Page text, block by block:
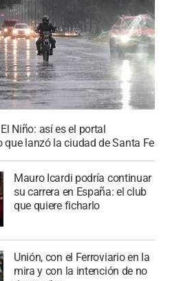
Niño: así es el portal
que lanzó la ciudad de Santa Fe
Mauro Icardi podría continuar
su carrera en España: el club
que quiere ficharlo
Unión, con el Ferroviario en la
mira y con la intención de no